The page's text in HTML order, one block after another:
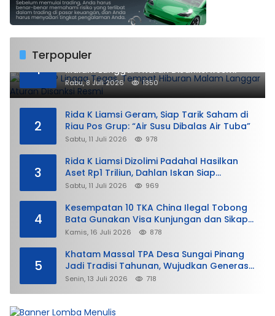
Terpopuler
1
DPMPTSP Lingga Tegas, Tempat Hiburan
Malam Langgar Aturan Disanksi Resmi
Rabu, 8 Juli 2026 1350
2
Rida K Liamsi Geram, Siap Tarik Saham di
Riau Pos Grup: “Air Susu Dibalas Air Tuba”
Sabtu, 11 Juli 2026 978
3
Rida K Liamsi Dizolimi Padahal Hasilkan
Aset Rp1 Triliun, Dahlan Iskan Siap
Membela
Sabtu, 11 Juli 2026 969
4
Kesempatan 10 TKA China Ilegal Tobong
Bata Gunakan Visa Kunjungan dan Sikap
Lunak Ditjen Imigrasi Kepri?
Kamis, 16 Juli 2026 878
5
Khatam Massal TPA Desa Sungai Pinang
Jadi Tradisi Tahunan, Wujudkan Generasi
Qurani
Senin, 13 Juli 2026 718